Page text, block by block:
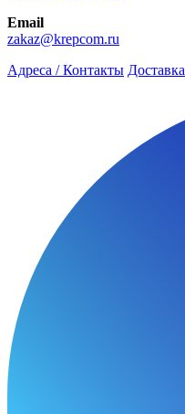
Email
zakaz@krepcom.ru
Адреса / Контакты Доставка